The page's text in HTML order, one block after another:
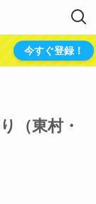
今すぐ登録！
（東村・